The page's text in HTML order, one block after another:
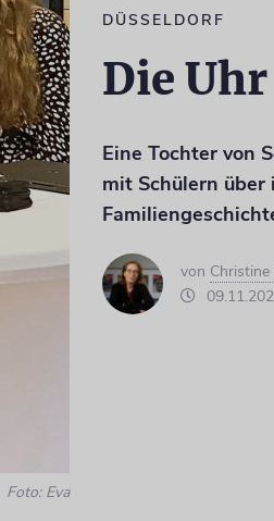
Foto: Eva
DÜSSELDORF
Die
Eine Tochter von
mit Schülern über
von